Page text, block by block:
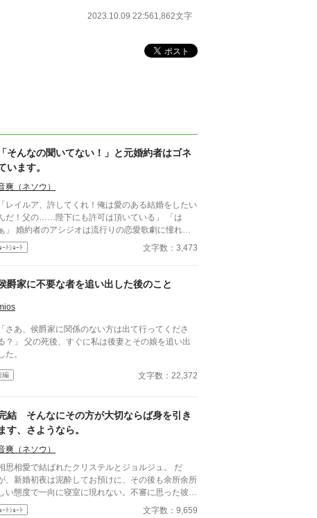
2023.10.09 22:561,862文字
「そんなの聞いてない！」と元婚約者はゴネ
います。
爽（ネソウ）
「レイルア、許してくれ！俺は愛のある結婚をしたい
だ！父の……陛下にも許可は頂いている」 「は
」 婚約者のアシジオは流行りの恋愛歌劇に憧れ
、この良縁を蹴った。 本当の身分を知らない
……。
ｰﾄｼｮｰﾄ 文字数：3,473
爵家に不要な者を追い出した後のこと
「さあ、侯爵家に関係のない方は出て行ってくださ
の死後、すぐに私は後妻とその娘を追い出
た。
編 文字数：22,372
結 そんなにその方が大切ならば身を引き
ます、さようなら。
爽（ネソウ）
思相愛で結ばれたクリステルとジョルジュ。 だ
、新婚初夜は泥酔してお預けに、その後も余所余所
い態度で一向に寝室に現れない。不審に思った彼女
眠れない日々を送る。 そして、ある晩に玄関ドア
ｰﾄｼｮｰﾄ 文字数：9,659